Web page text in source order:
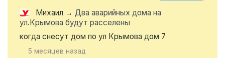
Михаил → Два аварийных дома на
ул.Крымова будут расселены
когда снесут дом по ул Крымова дом 7
5 месяцев назад